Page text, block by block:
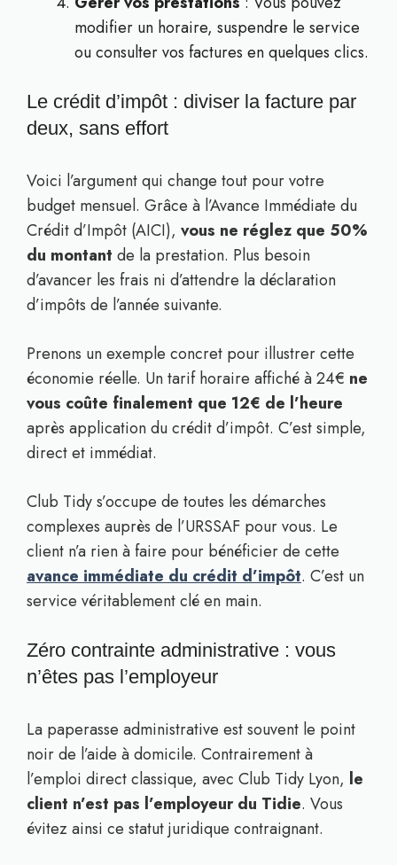
modifier un horaire, suspendre le service
ou consulter vos factures en quelques clics.
Le crédit d’impôt : diviser la facture par
deux, sans effort
Voici l’argument qui change tout pour votre
budget mensuel. Grâce à l’Avance Immédiate du
Crédit d’Impôt (AICI), vous ne réglez que 50%
du montant de la prestation. Plus besoin
d’avancer les frais ni d’attendre la déclaration
d’impôts de l’année suivante.
Prenons un exemple concret pour illustrer cette
économie réelle. Un tarif horaire affiché à 24€ ne
vous coûte finalement que 12€ de l’heure
après application du crédit d’impôt. C’est simple,
direct et immédiat.
Club Tidy s’occupe de toutes les démarches
complexes auprès de l’URSSAF pour vous. Le
client n’a rien à faire pour bénéficier de cette
avance immédiate du crédit d’impôt. C’est un
service véritablement clé en main.
Zéro contrainte administrative : vous
n’êtes pas l’employeur
La paperasse administrative est souvent le point
noir de l’aide à domicile. Contrairement à
l’emploi direct classique, avec Club Tidy Lyon, le
client n’est pas l’employeur du Tidie. Vous
évitez ainsi ce statut juridique contraignant.